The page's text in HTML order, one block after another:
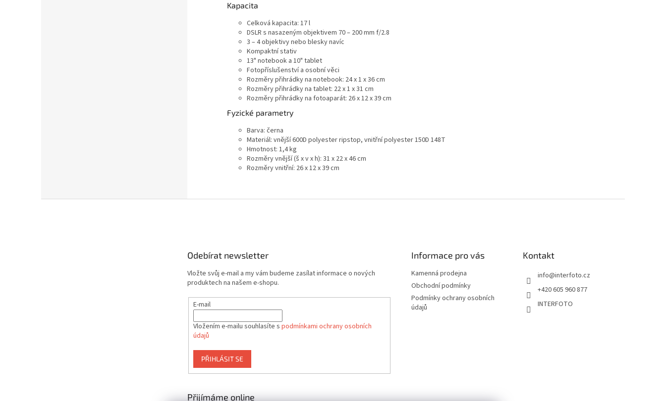
Kapacita
Celková kapacita: 17 l
DSLR s nasazeným objektivem 70 – 200 mm f/2.8
3 – 4 objektivy nebo blesky navíc
Kompaktní stativ
13" notebook a 10" tablet
Fotopříslušenství a osobní věci
Rozměry přihrádky na notebook: 24 x 1 x 36 cm
Rozměry přihrádky na tablet: 22 x 1 x 31 cm
Rozměry přihrádky na fotoaparát: 26 x 12 x 39 cm
Fyzické parametry
Barva: černa
Materiál: vnější 600D polyester ripstop, vnitřní polyester 150D 148T
Hmotnost: 1,4 kg
Rozměry vnější (š x v x h): 31 x 22 x 46 cm
Rozměry vnitřní: 26 x 12 x 39 cm
Odebírat newsletter
Vložte svůj e-mail a my vám budeme zasílat informace o nových
produktech na našem e-shopu.
E-mail
Vložením e-mailu souhlasíte s podmínkami ochrany osobních
údajů
PŘIHLÁSIT SE
Informace pro vás
Kamenná prodejna
Obchodní podmínky
Podmínky ochrany osobních
údajů
Kontakt
info@interfoto.cz
+420 605 960 877
INTERFOTO
Přijímáme online